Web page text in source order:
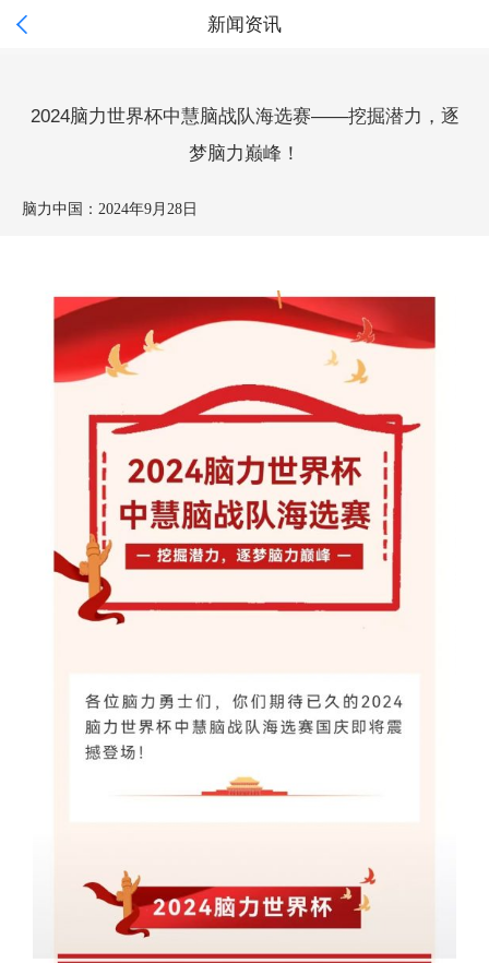
 新闻资讯
2024脑力世界杯中慧脑战队海选赛——挖掘潜力，逐
梦脑力巅峰！
脑力中国： 2024年9月28日